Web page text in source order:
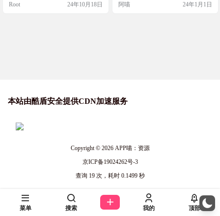
工具非常适合用来制作微信公众号
Root 24年10月18日 阿喵 24年1月1日
本站由酷盾安全提供CDN加速服务
Copyright © 2026APP喵：资源
京ICP备19024262号-3
查询 19 次，耗时 0.1499 秒
菜单 搜索 我的 顶部